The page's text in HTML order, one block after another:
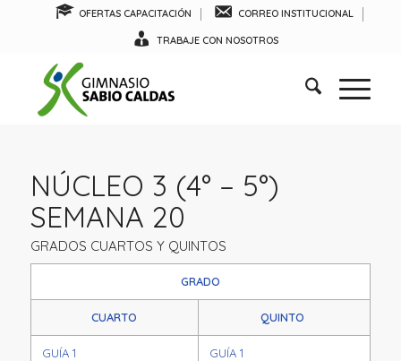
OFERTAS CAPACITACIÓN CORREO INSTITUCIONAL
TRABAJE CON NOSOTROS
NÚCLEO 3 (4° – 5°)
SEMANA 20
GRADOS CUARTOS Y QUINTOS
GRADO
CUARTO QUINTO
GUÍA 1 GUÍA 1